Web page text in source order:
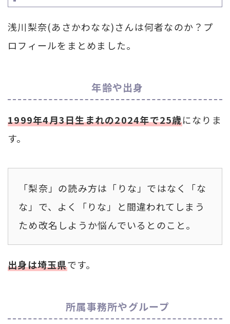
浅川梨奈(あさかわなな)さんは何者なのか？プ
ロフィールをまとめました。
年齢や出身
1999年4月3日生まれの2024年で25歳になりま
す。
「梨奈」の読み方は「りな」ではなく「な
な」で、よく「りな」と間違われてしまう
ため改名しようか悩んでいるとのこと。
出身は埼玉県です。
所属事務所やグループ